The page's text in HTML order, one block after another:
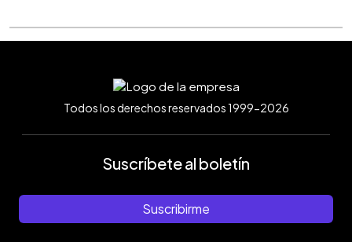
Todos los derechos reservados 1999-2026
Suscríbete al boletín
Suscribirme